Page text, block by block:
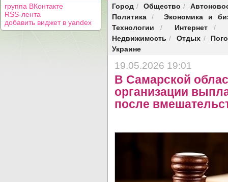
группа ВКонтакте
RSS-лента
добавить виджет в yandex
Город / Общество /
Политика /
Экономика и
Технологии / Интернет/
Недвижимость / Отдых /
Украине
19.05.2026 19:01
В Самарской
организации
после